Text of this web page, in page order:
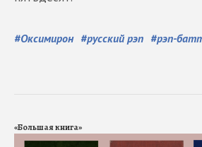
#Оксимирон #русский рэп #рэп-
«Большая книга»